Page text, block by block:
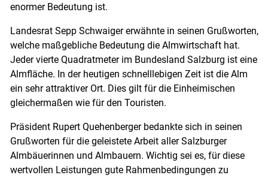
enormer Bedeutung ist.
Landesrat Sepp Schwaiger erwähnte in seinen Grußworten,
welche maßgebliche Bedeutung die Almwirtschaft hat.
Jeder vierte Quadratmeter im Bundesland Salzburg ist eine
Almfläche. In der heutigen schnelllebigen Zeit ist die Alm
ein sehr attraktiver Ort. Dies gilt für die Einheimischen
gleichermaßen wie für den Touristen.
Präsident Rupert Quehenberger bedankte sich in seinen
Grußworten für die geleistete Arbeit aller Salzburger
Almbäuerinnen und Almbauern. Wichtig sei es, für diese
wertvollen Leistungen gute Rahmenbedingungen zu